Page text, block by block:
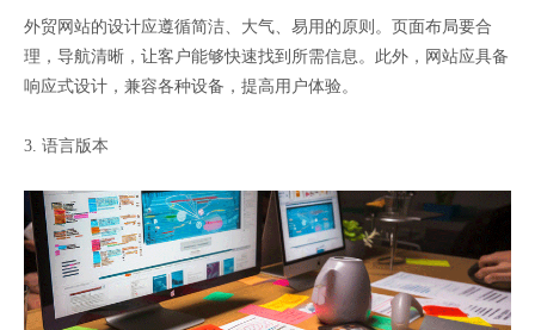
外贸网站的设计应遵循简洁、大气、易用的原则。页面布局要合
理，导航清晰，让客户能够快速找到所需信息。此外，网站应具备
响应式设计，兼容各种设备，提高用户体验。
3. 语言版本